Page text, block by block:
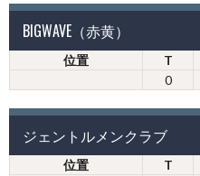
BIGWAVE（赤黄）
位置 T
0
ジェントルメンクラブ
位置 T